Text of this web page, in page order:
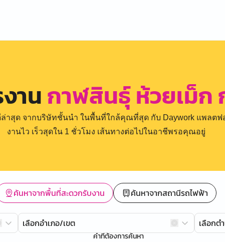
านกาฬสินธุ์ ห้วยเม็ก
าสุด จากบริษัทชั้นนำ ในพื้นที่ใกล้คุณที่สุด กับ Daywork แพลต
งานไว เร็วสุดใน 1 ชั่วโมง เส้นทางต่อไปในอาชีพรอคุณอยู่
ค้นหาจากพื้นที่สะดวกรับงาน ค้นหาจากสถานีรถไฟฟ้า
เลือกอำเภอ/เขต เลือกต
คำที่ต้องการค้นหา